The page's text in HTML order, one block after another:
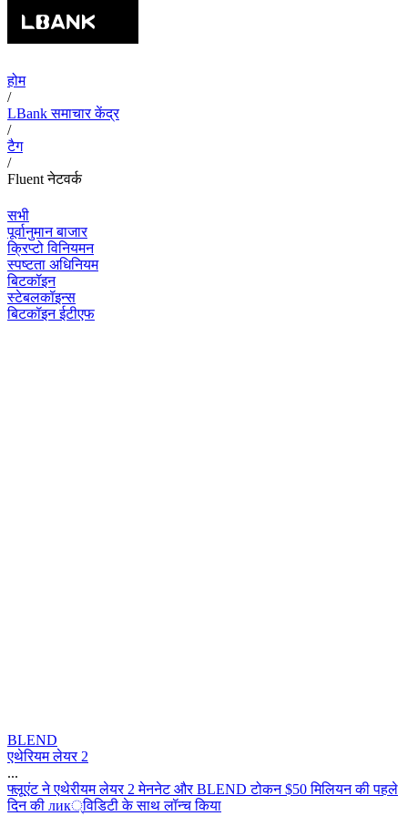
होम
/
LBank समाचार केंद्र
/
टैग
/
Fluent नेटवर्क
सभी
पूर्वानुमान बाजार
क्रिप्टो विनियमन
स्पष्टता अधिनियम
बिटकॉइन
स्टेबलकॉइन्स
बिटकॉइन ईटीएफ
BLEND
एथेरियम लेयर 2
...
फलएट न एथरयम लयर 2 मननट और BLEND टकन $50 मलयन क पहल
दन क лик्वडट क सथ लनच कय